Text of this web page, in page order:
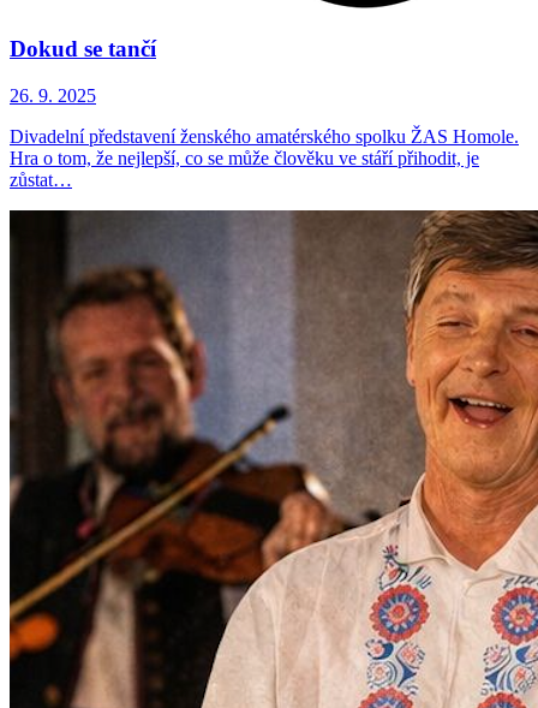
Dokud se tančí
26. 9. 2025
Divadelní představení ženského amatérského spolku ŽAS Homole.
Hra o tom, že nejlepší, co se může člověku ve stáří přihodit, je
zůstat…